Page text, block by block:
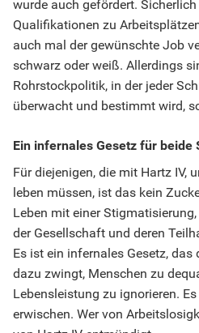
wurde auch gefördert.
Qualifikationen zu
auch mal der gewünschte Job
schwarz oder weiß. Allerdings
Rohrstockpolitik, in der jeder
überwacht und bestimmt wird,
Ein infernales Gesetz für beide
Für diejenigen, die mit Hartz IV,
leben müssen, ist das kein
Leben mit einer
der Gesellschaft und deren
Es ist ein infernales Gesetz,
dazu zwingt, Menschen zu
Lebensleistung zu ignorieren.
erwischen. Wer von